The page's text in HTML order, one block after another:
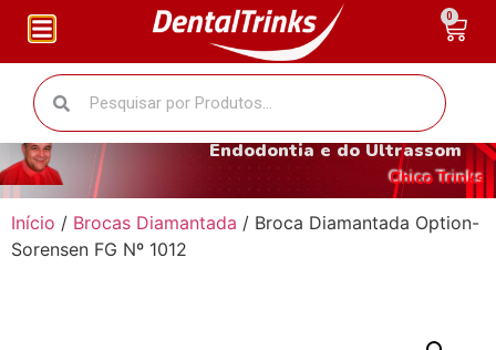
O fantástico mundo da
Endodontia e do Ultrassom
Chico Trinks
Início / Brocas Diamantada / Broca Diamantada Option-
Sorensen FG Nº 1012
0